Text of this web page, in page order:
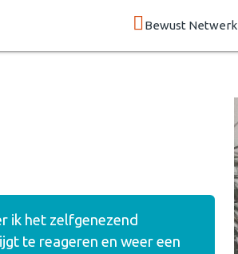
Bewust Netwerk
ik het zelfgenezend
te reageren en weer een